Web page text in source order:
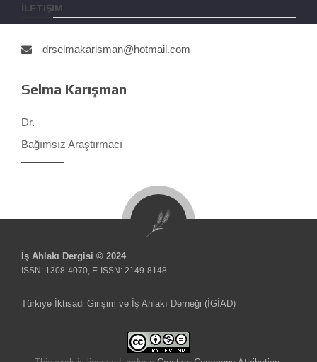
İLETIŞIM
drselmakarisman@hotmail.com
Selma Karışman
Dr.
Bağımsız Araştırmacı
İş Ahlakı Dergisi © 2024
ISSN: 1308-4070, E-ISSN: 2149-8148
Türkiye İktisadi Girişim ve İş Ahlakı Derneği (İGİAD)